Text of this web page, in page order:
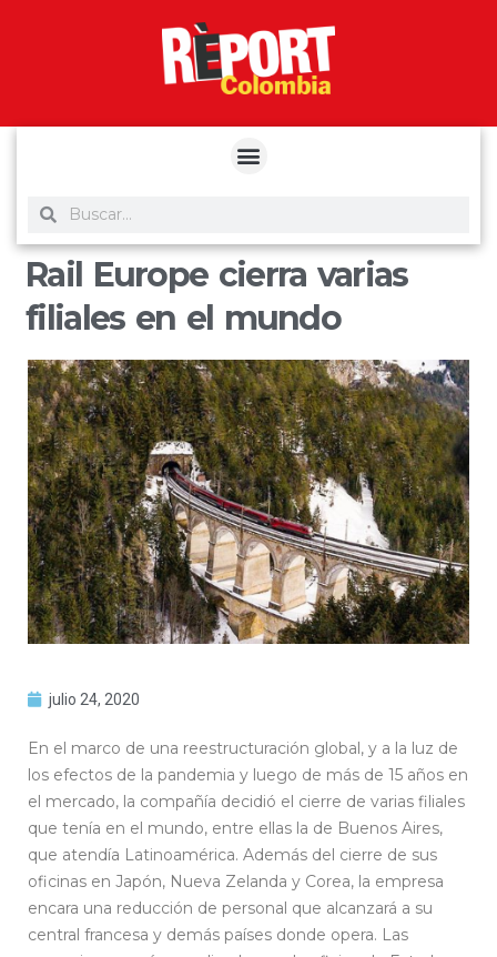
Rail Europe cierra varias
filiales en el mundo
julio 24, 2020
En el marco de una reestructuración global, y a la luz de
los efectos de la pandemia y luego de más de 15 años en
el mercado, la compañía decidió el cierre de varias filiales
que tenía en el mundo, entre ellas la de Buenos Aires,
que atendía Latinoamérica. Además del cierre de sus
oficinas en Japón, Nueva Zelanda y Corea, la empresa
encara una reducción de personal que alcanzará a su
central francesa y demás países donde opera. Las